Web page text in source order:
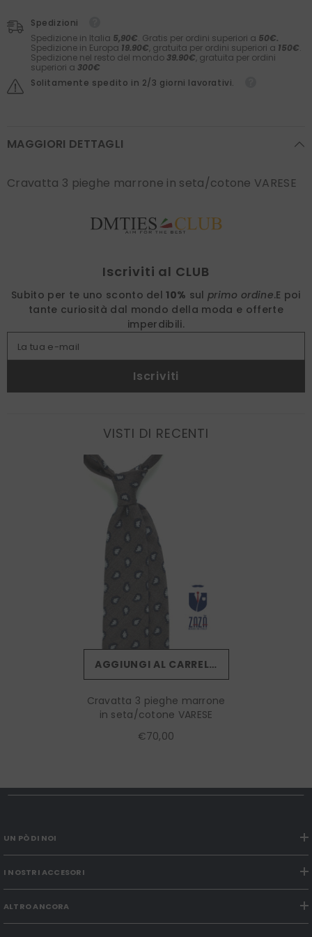
Spedizioni
Spedizione in Italia 5,90€. Gratis per ordini superiori a 50€.
Spedizione in Europa 19.90€, gratuita per ordini superiori a 150€.
Spedizione nel resto del mondo 39.90€, gratuita per ordini
superiori a 300€
Solitamente spedito in 2/3 giorni lavorativi.
MAGGIORI DETTAGLI
Cravatta 3 pieghe marrone in seta/cotone VARESE
Iscriviti al CLUB
Subito per te uno sconto del 10% sulprimo ordine.E poi
tante curiosità dal mondo della moda e offerte
imperdibili.
La tua e-mail
Iscriviti
VISTI DI RECENTI
AGGIUNGI AL CARRELLO
Cravatta 3 pieghe marrone
in seta/cotone VARESE
€70,00
UN PÒ DI NOI
I NOSTRI ACCESORI
ALTRO ANCORA